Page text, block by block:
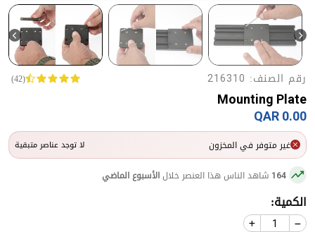
رقم الصنف: 216310
(42)
Mounting Plate
0.00 QAR
غير متوفر في المخزون لا توجد عناصر متبقية
164 شاهد الناس هذا العنصر خلالالأسبوع الماضي
الكمية: